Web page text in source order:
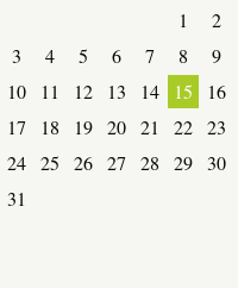
1
2
3
4 5 6 7 8
9
10
11 12 13 14 15
16
17
18 19 20 21 22 23
24 25 26 27 28 29 30
31